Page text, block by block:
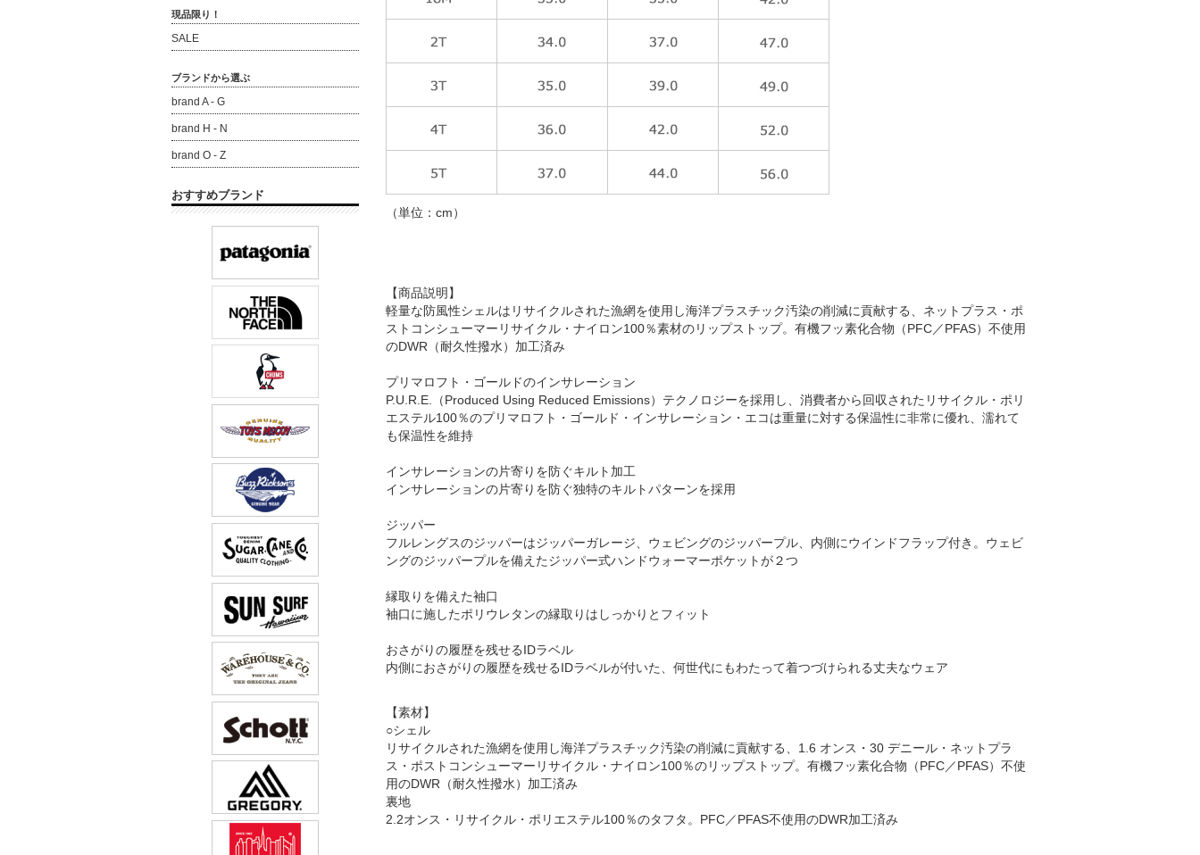
（単位：cm）
【商品説明】
軽量な防風性シェルはリサイクルされた漁網を使用し海洋プラスチック汚染の削減に貢献する、ネットプラス・ポ
ストコンシューマーリサイクル・ナイロン100％素材のリップストップ。有機フッ素化合物（PFC／PFAS）不使用
のDWR（耐久性撥水）加工済み
プリマロフト・ゴールドのインサレーション
P.U.R.E.（Produced Using Reduced Emissions）テクノロジーを採用し、消費者から回収されたリサイクル・ポリ
エステル100％のプリマロフト・ゴールド・インサレーション・エコは重量に対する保温性に非常に優れ、濡れて
も保温性を維持
インサレーションの片寄りを防ぐキルト加工
インサレーションの片寄りを防ぐ独特のキルトパターンを採用
ジッパー
フルレングスのジッパーはジッパーガレージ、ウェビングのジッパープル、内側にウインドフラップ付き。ウェビ
ングのジッパープルを備えたジッパー式ハンドウォーマーポケットが２つ
縁取りを備えた袖口
袖口に施したポリウレタンの縁取りはしっかりとフィット
おさがりの履歴を残せるIDラベル
内側におさがりの履歴を残せるIDラベルが付いた、何世代にもわたって着つづけられる丈夫なウェア
【素材】
○シェル
リサイクルされた漁網を使用し海洋プラスチック汚染の削減に貢献する、1.6 オンス・30 デニール・ネットプラ
ス・ポストコンシューマーリサイクル・ナイロン100％のリップストップ。有機フッ素化合物（PFC／PFAS）不使
用のDWR（耐久性撥水）加工済み
裏地
2.2オンス・リサイクル・ポリエステル100％のタフタ。PFC／PFAS不使用のDWR加工済み
現品限り！
SALE
ブランドから選ぶ
brand A - G
brand H - N
brand O - Z
おすすめブランド